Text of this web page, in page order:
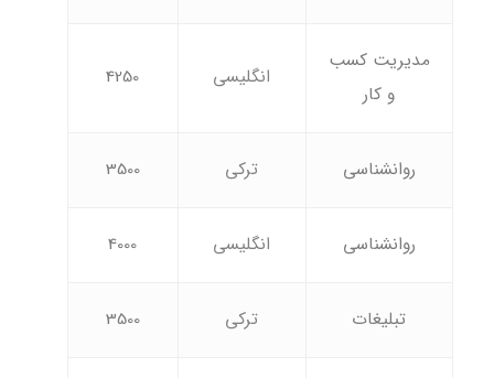
4250 انگلیسی
مدیریت کسب
و کار
3500 ترکی روانشناسی
4000 انگلیسی روانشناسی
3500 ترکی تبلیغات